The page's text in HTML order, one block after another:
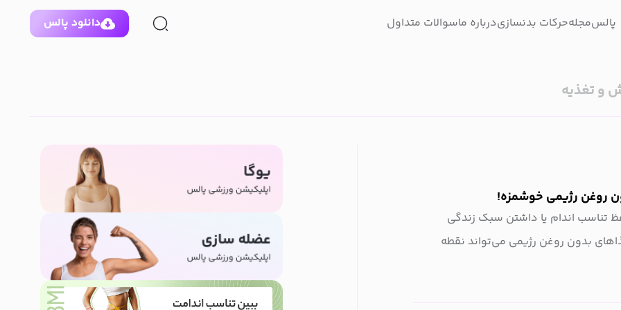
پالسمجلهحرکات بدنسازیدرباره ماسوالات متداول دانلود پالس
و تغذیه
تناسب اندام یا داشتن سبک زندگی
بدون روغن رژیمی می‌تواند نقطه